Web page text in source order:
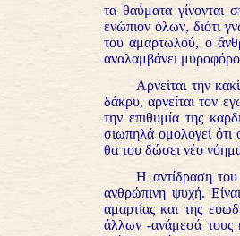
τα θαύματα γίνονται
ενώπιον όλων, διότι
του αμαρτωλού, ο
αναλαμβάνει
Αρνείται την κακία
δάκρυ, αρνείται τον
την επιθυμία της
σιωπηλά ομολογεί
θα του δώσει νέο
Η αντίδραση του
ανθρώπινη ψυχή.
αμαρτίας και της
άλλων -ανάμεσά τους